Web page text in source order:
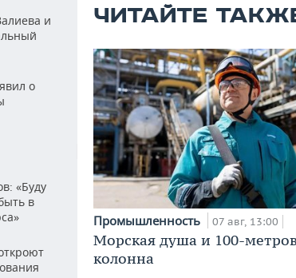
и
о
«Буду
в
ЧИТАЙТЕ
Промышленность 07 авг, 13:00
Морская душа и 100-
колонна